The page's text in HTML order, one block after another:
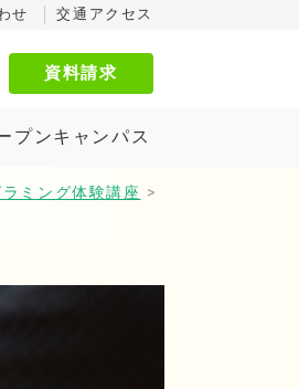
せ 交通アクセス
資料請求
プンキャンパス
ミング体験講座 >